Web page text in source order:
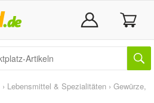
› Lebensmittel & Spezialitäten › Gewürze,